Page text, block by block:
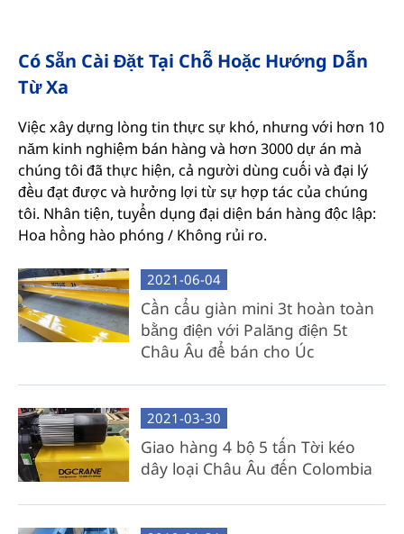
Có Sẵn Cài Đặt Tại Chỗ Hoặc Hướng Dẫn
Từ Xa
Việc xây dựng lòng tin thực sự khó, nhưng với hơn 10
năm kinh nghiệm bán hàng và hơn 3000 dự án mà
chúng tôi đã thực hiện, cả người dùng cuối và đại lý
đều đạt được và hưởng lợi từ sự hợp tác của chúng
tôi. Nhân tiện, tuyển dụng đại diện bán hàng độc lập:
Hoa hồng hào phóng / Không rủi ro.
2021-06-04
Cần cẩu giàn mini 3t hoàn toàn
bằng điện với Palăng điện 5t
Châu Âu để bán cho Úc
2021-03-30
Giao hàng 4 bộ 5 tấn Tời kéo
dây loại Châu Âu đến Colombia